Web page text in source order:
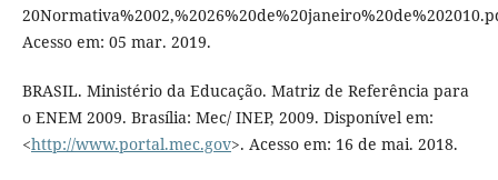
Acesso em: 05 mar. 2019.
BRASIL. Ministério da Educação. Matriz de Referência para
o ENEM 2009. Brasília: Mec/ INEP, 2009. Disponível em:
<http://www.portal.mec.gov>. Acesso em: 16 de mai. 2018.